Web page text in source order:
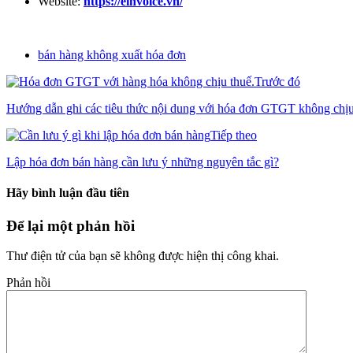
bán hàng không xuất hóa đơn
Trước đó
Hướng dẫn ghi các tiêu thức nội dung với hóa đơn GTGT không
Tiếp theo
Lập hóa đơn bán hàng cần lưu ý những nguyên tắc gì?
Hãy bình luận đầu tiên
Để lại một phản hồi
Thư điện tử của bạn sẽ không được hiện thị công khai.
Phản hồi